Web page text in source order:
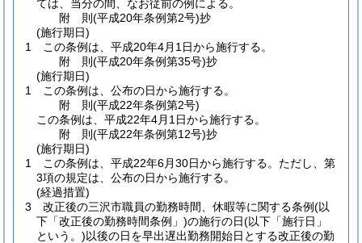
ては、当分の間、なお従前の例による。
附 則(平成20年条例第2号)抄
(施行期日)
1
この条例は、平成20年4月1日から施行する。
附 則(平成20年条例第35号)抄
(施行期日)
1
この条例は、公布の日から施行する。
附 則(平成22年条例第2号)
この条例は、平成22年4月1日から施行する。
附 則(平成22年条例第12号)抄
(施行期日)
1
この条例は、平成22年6月30日から施行する。 ただし、第
3項の規定は、公布の日から施行する。
(経過措置)
3
改正後の三沢市職員の勤務時間、休暇等に関する条例(以
下「改正後の勤務時間条例」)の施行の日(以下「施行日」
という。)以後の日を早出遅出勤務開始日とする改正後の勤